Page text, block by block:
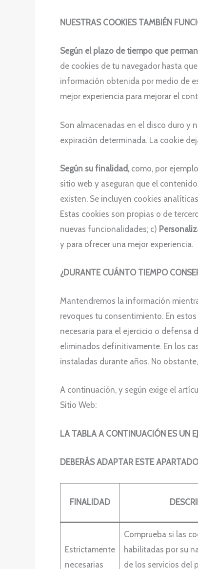
NUESTRAS COOKIES TAMBIÉN
Según el plazo de tiempo que
de cookies de tu navegador hasta
información obtenida por medio de
mejor experiencia para mejorar el
Son almacenadas en el disco duro y
expiración determinada. La cookie
Según su finalidad, como, por
sitio web y aseguran que el
existen. Se incluyen cookies
Estas cookies son propias o de
nuevas funcionalidades; c)
y para ofrecer una mejor experiencia.
¿DURANTE CUÁNTO TIEMPO
Mantendremos la información
revoques tu consentimiento. En
necesaria para el ejercicio o defensa
eliminados definitivamente. En los
instaladas durante años. No
A continuación, y según exige el
Sitio Web:
LA TABLA A CONTINUACIÓN ES UN
DEBERÁS ADAPTAR ESTE
FINALIDAD
Estrictamente
necesarias
Comprueba si las
habilitadas por su
de los servicios del